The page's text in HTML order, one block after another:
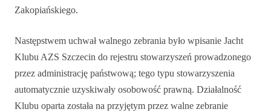
Zakopiańskiego.
Następstwem uchwał walnego zebrania było wpisanie Jacht
Klubu AZS Szczecin do rejestru stowarzyszeń prowadzonego
przez administrację państwową; tego typu stowarzyszenia
automatycznie uzyskiwały osobowość prawną. Działalność
Klubu oparta została na przyjętym przez walne zebranie